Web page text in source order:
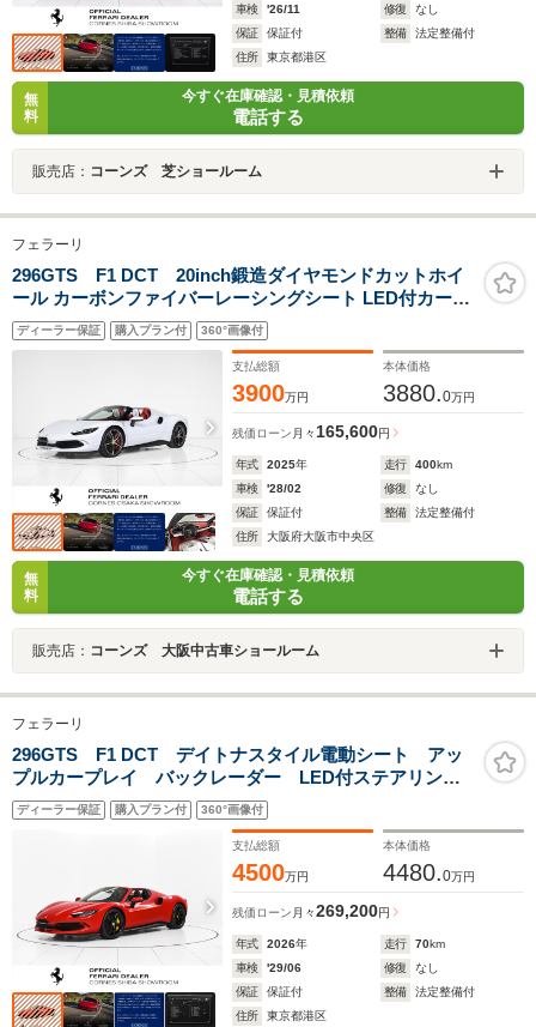
車検
'26/11 修復
なし
保証
保証付 整備
法定整備付
住所
東京都港区
無
料
今すぐ在庫確認・見積依頼
電話する
販売店： コーンズ 芝ショールーム
フェラーリ
296GTS F1 DCT 20inch鍛造ダイヤモンドカットホイ
ール カーボンファイバーレーシングシート LED付カーボ
ンファイバー製ステアリングホイール ツートンボディペ
インティング アルカンタラ&レザーカーペット(Rosso)
ディーラー保証 購入プラン付 360°画像付
支払総額
3900万円
本体価格
3880.0万円
残価ローン 月々 165,600円
年式 2025年 走行 400km
車検
'28/02 修復
なし
保証
保証付 整備
法定整備付
住所
大阪府大阪市中央区
無
料
今すぐ在庫確認・見積依頼
電話する
販売店： コーンズ 大阪中古車ショールーム
フェラーリ
296GTS F1 DCT デイトナスタイル電動シート アッ
プルカープレイ バックレーダー LED付ステアリン
グ マットブラック塗装鍛造ホイール ワイヤレスチャ
ージャー
ディーラー保証 購入プラン付 360°画像付
支払総額
4500万円
本体価格
4480.0万円
残価ローン 月々269,200円
年式 2026年 走行 70km
車検
'29/06 修復
なし
保証
保証付 整備
法定整備付
住所
東京都港区